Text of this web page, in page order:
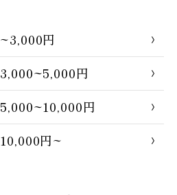
~3,000円
3,000~5,000円
5,000~10,000円
10,000円~